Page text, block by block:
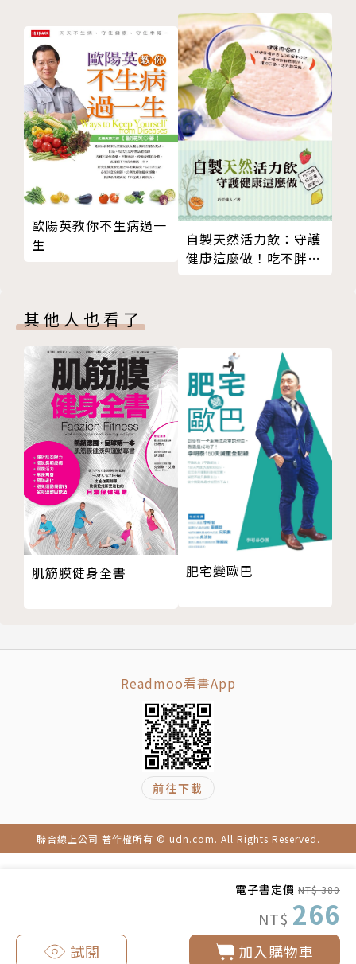
電子書定價 NT$ 380
NT$ 266
加入購物車
試閱
外表年輕有朝氣、猜不出實際年齡的吳明珠醫師，即便
生活再忙碌也精神奕奕、活力滿分，是因為無論再忙她
都遵守自己歸納出的護肝養生法，書中不藏私分享，希
望每個人都能養好肝。
特色2、從自我檢測開始→飲食、運動、經絡按摩→日
常養肝生活
檢測自我身體健康狀況，有條理循序漸進，搭配吳明珠
醫師的養肝飲食方、穴道按摩、簡易瑜珈等，中醫師的
健康步驟簡單上手養出好肝。
特色3、中西融合、相輔相成；實際案例，對症處方
同時擁有西醫、中醫學經歷的吳明珠醫師，融合中西醫
觀點，更透澈養肝理論與實踐方式。透過多年行醫經驗
知名主持人于美人
知名作家 吳淡如
綜藝大哥曾國城
知名主持人鄭凱云
藥學博士 潘懷宗
凍齡美人 Julie（帆嫂）
(順序按姓氏筆劃排列)
作者簡介
吳明珠 醫師
學歷：
台北醫學大學
台北市立中興醫院中醫科主治醫師
聯合中醫診所主治醫師
台北市立婦幼醫院特約中醫師
文化大學中醫講座講師
現任：
吳明珠中醫診所院長
中華經絡美容醫學會榮譽理事長
肝好，男女都性福
第三章 小心肝！肝的求救警訊：肝不好的沉默線索
肝受傷，眼手先知道
肝好不好？1分鐘自我檢測表
傷肝八大惡行
西醫看肝病，定期檢查，早發現成效佳
肝臟血液、尿液篩檢時數據參考
當中醫遇上西醫的肝病
第四章 每日護肝生活提案
戒除壞習慣
動出好心肝
按出好心肝
看出好心肝──看診實例與調補保養方
附錄 吳明珠醫師診療室Q&A
歐陽英教你不生病過一
生
自製天然活力飲：守護
健康這麼做！吃不胖，
其他人也看了
肌筋膜健身全書 肥宅變歐巴
Readmoo看書App
前往下載
聯合線上公司 著作權所有 © udn.com. All Rights Reserved.